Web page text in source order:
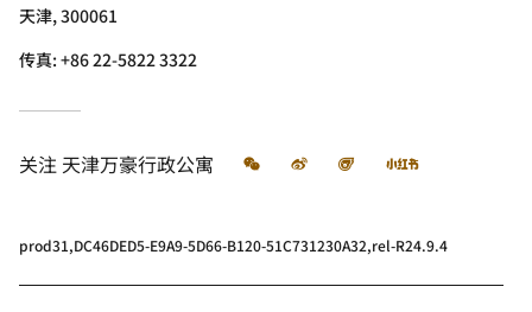
天津, 300061
传真:+86 22-5822 3322
关注 天津万豪行政公寓 微信 微博 飞猪 小红书
prod31,DC46DED5-E9A9-5D66-B120-51C731230A32,rel-R24.9.4